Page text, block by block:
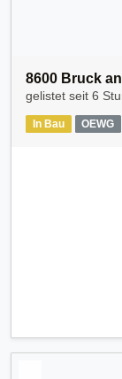
8600 Bruck
gelistet seit 6
In Bau OEWG